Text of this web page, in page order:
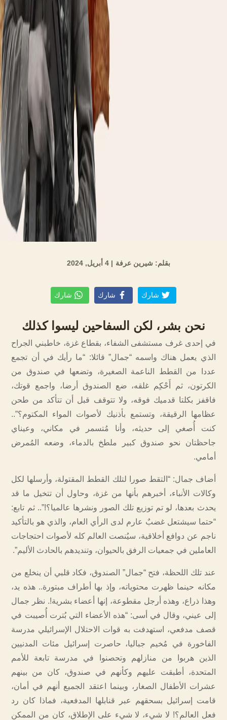
بقلم: شيرين عرفة | 4 أبريل, 2024
شارك شارك شارك
نحن بشر، لكن السفاحين ليسوا كذلك
في إحدى غرف مستشفى الشفاء، بقطاع غزة، خاطبني الجراح
الذي يعمل هناك واسمه “جمال” قائلا: “ما رأيك في أن تجمع
عددا من القطط الناعمة الصغيرة، وتضعها في صندوق من
الكرتون، ثم أَحْكِم غلقه، ضع الصندوق أرضا، واجمع قوتك،
فاقفز بكلتا قدميك فوقه، ولا تتوقف قبل أن تتأكد من طحن
عظامها الرقيقة، وتستمع بأذنيك لأصوات المواء المكتوم؟”..
كنت أُصغي إلى حديثه، وأنا مُتسمر في مكاني، وعيناي
جاحظتان نحو صندوق كبير ملطخ بالدماء، وضعه المُمرض
أمامي.
أضاف جمال: “التقط صورا لتلك القطط المقتولة، وأرسلها لكل
وكالات الأنباء، أخبرهم بأنها من غزة، وحاول أن تتخيل ما قد
يحدث بعدها، لو تم توزيع تلك الصور ونشرها عالميا؟!”.. ثم تابع:
“حتما سيشتعل غضبٌ عارم لدى الرأي العام، والذي هو بالتأكيد
ناجم عن دوافع أخلاقية، سيُنصت العالم كله لأصوات احتجاجات
العاملين في جمعيات الرفق بالحيوان، وتنديدهم بالحادث الأليم”.
عند تلك اللحظة، فتح “جمال” الصندوق، فكاد قلبي أن ينخلع من
مكانه حينما ظهرت محتوياته، وإذ بها أطراف مبتورة.. هذه يد،
وهذا ذراع، وهذه أرجل مقطوعة، إنها أعضاء بشرية!. نظر جمال
إلى عيني، وقال في أسى: “هذه الأعضاء التي بُترت أُصيبت في
قصف مدفعي، استهدفت به قوات الاحتلال الإسرائيلي مدرسة
الفاخورة في مُخيم جباليا، حاصرت إسرائيل مئات المدنيين
الذين هربوا من منازلهم وتحصنوا في مدرسة تابعة للأمم
المتحدة، أطبقت عليهم وكأنهم في صندوق، كان من بينهم
عشرات الأطفال الصغار، وبينما اعتقد الجميع أنهم في أمان،
قامت إسرائيل بسحقهم عبر قنابلها المدفعية، فماذا كان رد
فعل العالم؟! لا شيء، لا شيء على الإطلاق، كان من الممكن